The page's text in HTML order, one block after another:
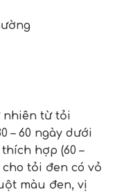
nhiên từ tỏi
– 60 ngày dưới
hợp (60 –
cho tỏi đen có vỏ
màu đen, vị